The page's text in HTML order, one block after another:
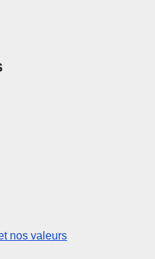
nos valeurs